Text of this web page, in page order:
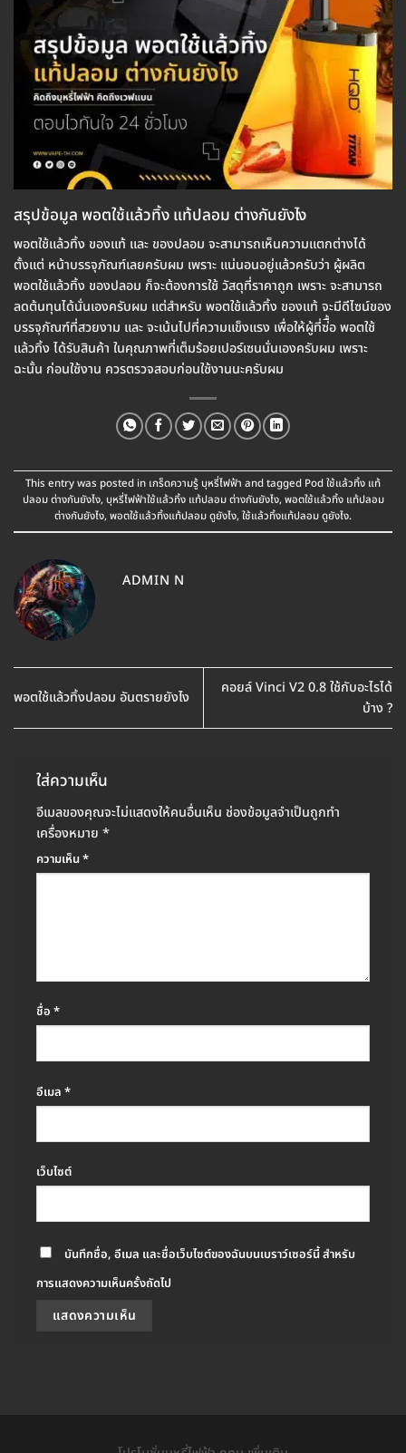
สรุปข้อมูล พอตใช้แล้วทิ้ง แท้ปลอม ต่างกันยังไง
พอตใช้แล้วทิ้ง ของแท้ และ ของปลอม จะสามารถเห็นความแตกต่างได้
ตั้งแต่ หน้าบรรจุภัณฑ์เลยครับผม เพราะ แน่นอนอยู่แล้วครับว่า ผู้ผลิต
พอตใช้แล้วทิ้ง ของปลอม ก็จะต้องการใช้ วัสดุที่ราคาถูก เพราะ จะสามารถ
ลดต้นทุนได้นั่นเองครับผม แต่สำหรับ พอตใช้แล้วทิ้ง ของแท้ จะมีดีไซน์ของ
บรรจุภัณฑ์ที่สวยงาม และ จะเน้นไปที่ความแข็งแรง เพื่อให้ผู้ที่ซ่ื้อ พอตใช้
แล้วทิ้ง ได้รับสินค้า ในคุณภาพที่เต็มร้อยเปอร์เซนนั่นเองครับผม เพราะ
ฉะนั้น ก่อนใช้งาน ควรตรวจสอบก่อนใช้งานนะครับผม
This entry was posted in เกร็ดความรู้ บุหรี่ไฟฟ้า and tagged Pod ใช้แล้วทิ้ง แท้
ปลอม ต่างกันยังไง, บุหรี่ไฟฟ้าใช้แล้วทิ้ง แท้ปลอม ต่างกันยังไง, พอตใช้แล้วทิ้ง แท้ปลอม
ต่างกันยังไง, พอตใช้แล้วทิ้งแท้ปลอม ดูยังไง, ใช้แล้วทิ้งแท้ปลอม ดูยังไง.
ADMIN N
พอตใช้แล้วทิ้งปลอม อันตรายยังไง
คอยล์ Vinci V2 0.8 ใช้กับอะไรได้
บ้าง ?
ใส่ความเห็น
อีเมลของคุณจะไม่แสดงให้คนอื่นเห็น ช่องข้อมูลจำเป็นถูกทำ
เครื่องหมาย *
ความเห็น*
ชื่อ *
อีเมล *
เว็บไซต์
บันทึกชื่อ, อีเมล และชื่อเว็บไซต์ของฉันบนเบราว์เซอร์นี้ สำหรับ
การแสดงความเห็นครั้งถัดไป